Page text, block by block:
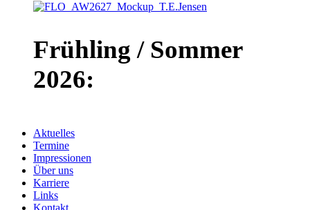
Frühling / Sommer
2026:
Aktuelles
Termine
Impressionen
Über uns
Karriere
Links